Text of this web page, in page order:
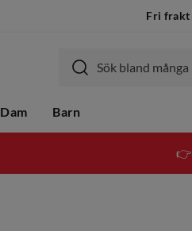
Fri frakt
Dam Barn
👉